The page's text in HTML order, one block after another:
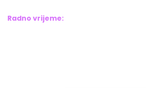
Radno vrijeme: